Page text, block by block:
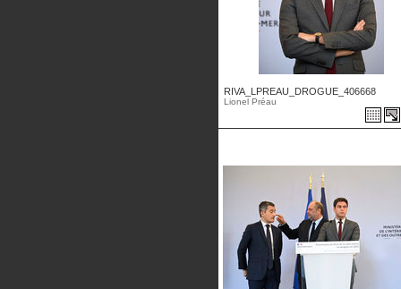
RIVA_LPREAU_DROGUE_406668
Lionel Préau